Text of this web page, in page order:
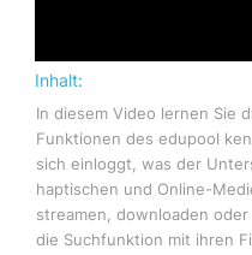
Inhalt:
In diesem Video lernen Sie
Funktionen des edupool
sich einloggt, was der
haptischen und Online-
streamen, downloaden
die Suchfunktion mit ihren